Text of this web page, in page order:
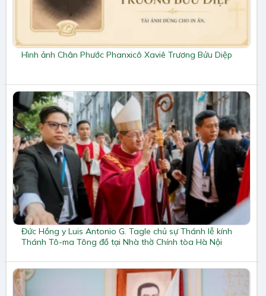
Hình ảnh Chân Phước Phanxicô Xaviê Trương Bửu Diệp
Đức Hồng y Luis Antonio G. Tagle chủ sự Thánh lễ kính
Thánh Tô-ma Tông đồ tại Nhà thờ Chính tòa Hà Nội